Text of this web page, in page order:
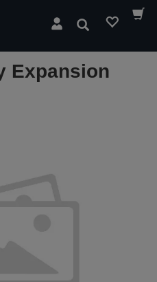
Suchen
Expansion